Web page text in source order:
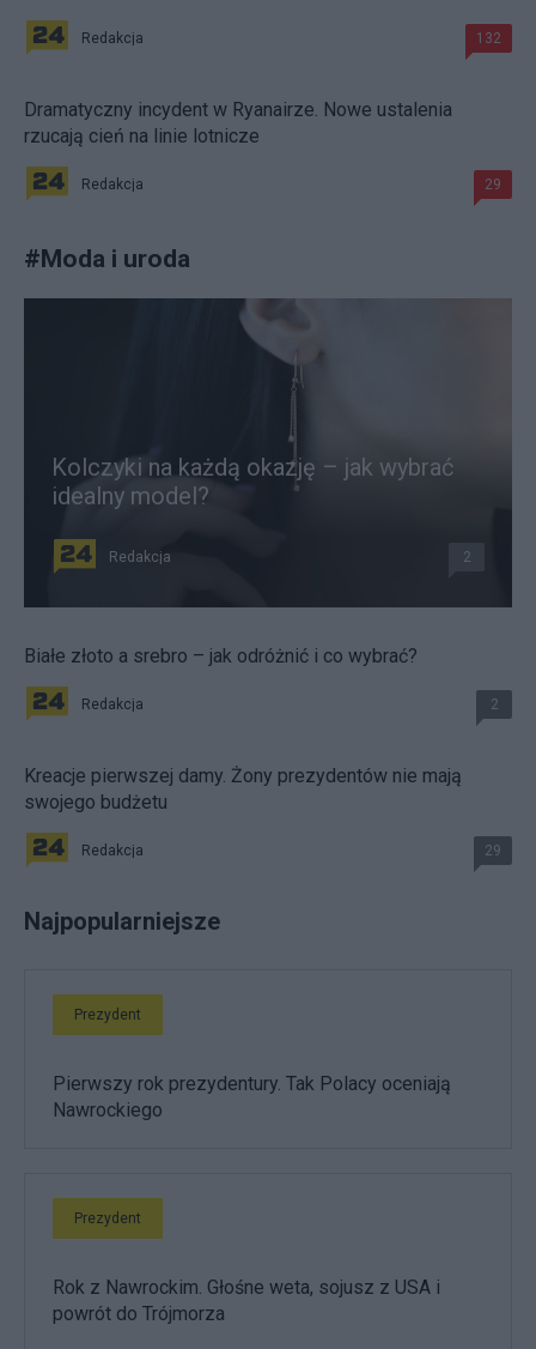
Redakcja 132
Dramatyczny incydent w Ryanairze. Nowe ustalenia
rzucają cień na linie lotnicze
Redakcja 29
#Moda i uroda
Kolczyki na każdą okazję – jak wybrać
idealny model?
Redakcja 2
Białe złoto a srebro – jak odróżnić i co wybrać?
Redakcja 2
Kreacje pierwszej damy. Żony prezydentów nie mają
swojego budżetu
Redakcja 29
Najpopularniejsze
Prezydent
Pierwszy rok prezydentury. Tak Polacy oceniają
Nawrockiego
Prezydent
Rok z Nawrockim. Głośne weta, sojusz z USA i
powrót do Trójmorza